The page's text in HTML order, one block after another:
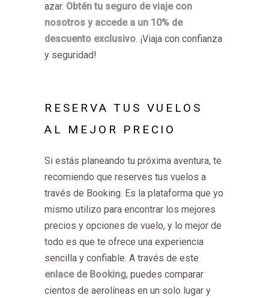
azar. Obtén tu seguro de viaje con
nosotros y accede a un 10% de
descuento exclusivo. ¡Viaja con confianza
y seguridad!
RESERVA TUS VUELOS
AL MEJOR PRECIO
Si estás planeando tu próxima aventura, te
recomiendo que reserves tus vuelos a
través de Booking. Es la plataforma que yo
mismo utilizo para encontrar los mejores
precios y opciones de vuelo, y lo mejor de
todo es que te ofrece una experiencia
sencilla y confiable. A través de este
enlace de Booking, puedes comparar
cientos de aerolíneas en un solo lugar y